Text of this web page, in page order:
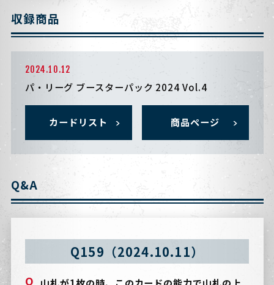
収録商品
2024.10.12
パ・リーグ ブースターパック 2024 Vol.4
カードリスト 商品ページ
Q&A
Q159（2024.10.11）